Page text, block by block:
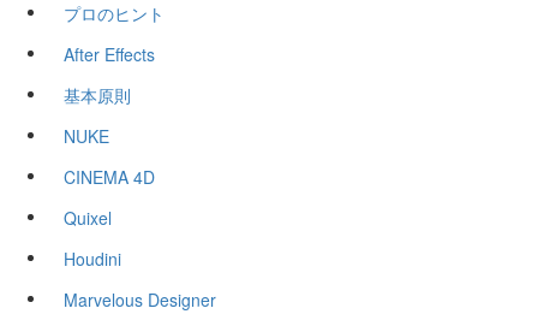
プロのヒント
After Effects
基本原則
NUKE
CINEMA 4D
Quixel
Houdini
Marvelous Designer